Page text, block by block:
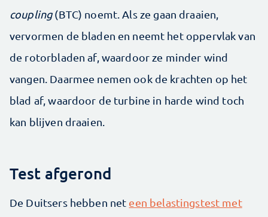
coupling(BTC) noemt. Als ze gaan draaien,
vervormen de bladen en neemt het oppervlak van
de rotorbladen af, waardoor ze minder wind
vangen. Daarmee nemen ook de krachten op het
blad af, waardoor de turbine in harde wind toch
kan blijven draaien.
Test afgerond
De Duitsers hebben net een belastingstest met